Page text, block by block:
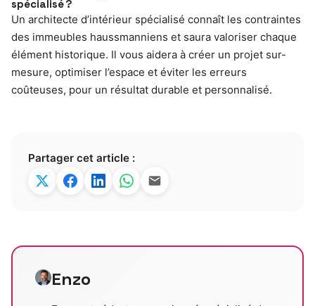
spécialisé ?
Un architecte d’intérieur spécialisé connaît les contraintes
des immeubles haussmanniens et saura valoriser chaque
élément historique. Il vous aidera à créer un projet sur-
mesure, optimiser l’espace et éviter les erreurs
coûteuses, pour un résultat durable et personnalisé.
Partager cet article :
Enzo